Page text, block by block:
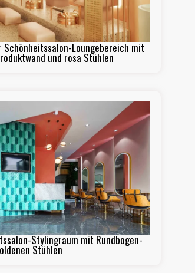
Schönheitssalon-Loungebereich mit
und rosa Stühlen
Stylingraum mit Rundbogen-
Stühlen